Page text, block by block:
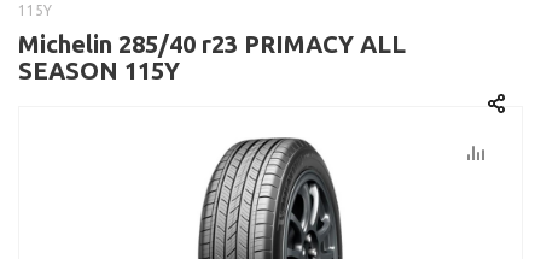
115Y
Michelin 285/40 r23 PRIMACY ALL
SEASON 115Y